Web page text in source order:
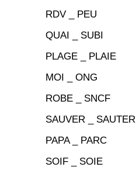
RDV _ PEU
QUAI _ SUBI
PLAGE _ PLAIE
MOI _ ONG
ROBE _ SNCF
SAUVER _ SAUTER
PAPA _ PARC
SOIF _ SOIE